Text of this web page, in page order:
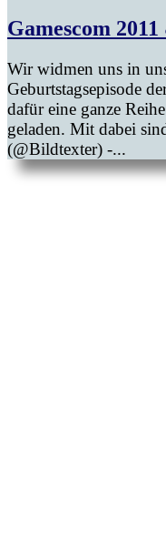
Gamescom
Wir widmen uns in
Geburtstagsepisode
dafür eine ganze
geladen. Mit dabei
(@Bildtexter) -...